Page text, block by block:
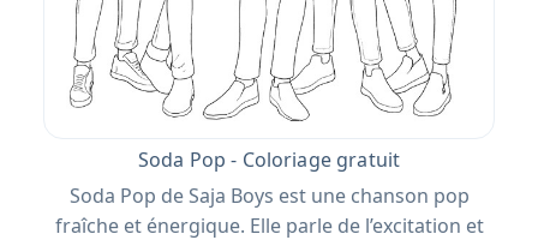
Soda Pop - Coloriage gratuit
Soda Pop de Saja Boys est une chanson pop
fraîche et énergique. Elle parle de l’excitation et